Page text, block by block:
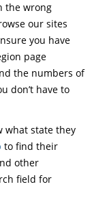
the wrong
our sites
you have
page
the numbers of
don’t have to
what state they
to find their
other
field for